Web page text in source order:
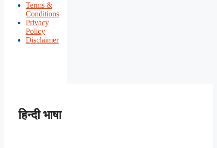
Terms &
Conditions
Privacy
Policy
Disclaimer
हिन्दी भाषा